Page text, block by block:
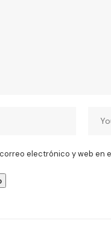
electrónico y web en